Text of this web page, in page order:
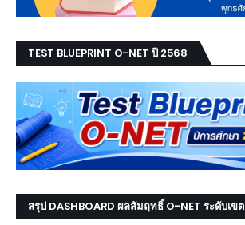
TEST BLUEPRINT O-NET ปี 2568
สรุป DASHBOARD ผลสัมฤทธิ์ O-NET ระดับเขต